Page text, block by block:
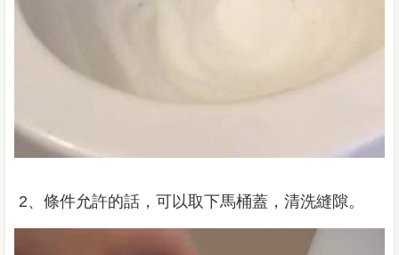
2、條件允許的話，可以取下馬桶蓋，清洗縫隙。